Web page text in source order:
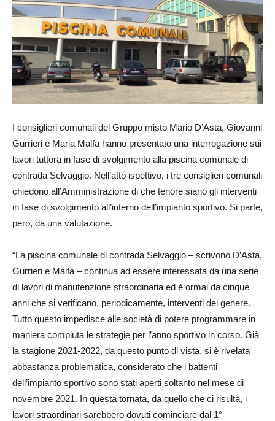
I consiglieri comunali del Gruppo misto Mario D’Asta, Giovanni
Gurrieri e Maria Malfa hanno presentato una interrogazione sui
lavori tuttora in fase di svolgimento alla piscina comunale di
contrada Selvaggio. Nell’atto ispettivo, i tre consiglieri comunali
chiedono all’Amministrazione di che tenore siano gli interventi
in fase di svolgimento all’interno dell’impianto sportivo. Si parte,
però, da una valutazione.
“La piscina comunale di contrada Selvaggio – scrivono D’Asta,
Gurrieri e Malfa – continua ad essere interessata da una serie
di lavori di manutenzione straordinaria ed è ormai da cinque
anni che si verificano, periodicamente, interventi del genere.
Tutto questo impedisce alle società di potere programmare in
maniera compiuta le strategie per l’anno sportivo in corso. Già
la stagione 2021-2022, da questo punto di vista, si è rivelata
abbastanza problematica, considerato che i battenti
dell’impianto sportivo sono stati aperti soltanto nel mese di
novembre 2021. In questa tornata, da quello che ci risulta, i
lavori straordinari sarebbero dovuti cominciare dal 1°